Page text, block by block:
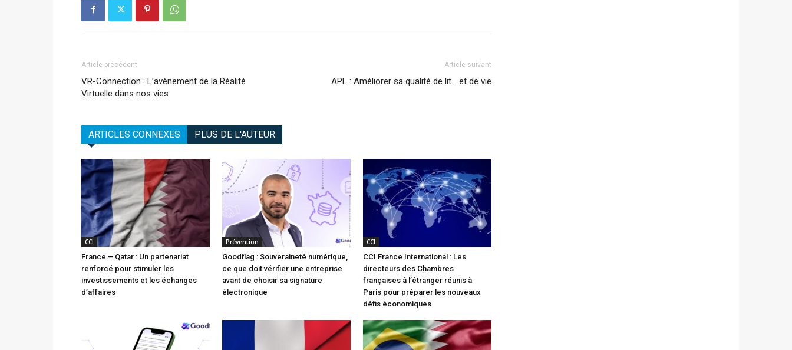
Article précédent
VR-Connection : L’avènement de la Réalité
Virtuelle dans nos vies
Article suivant
APL : Améliorer sa qualité de lit… et de vie
ARTICLES CONNEXES PLUS DE L'AUTEUR
CCI
France – Qatar : Un partenariat
renforcé pour stimuler les
investissements et les échanges
d’affaires
Prévention
Goodflag : Souveraineté numérique,
ce que doit vérifier une entreprise
avant de choisir sa signature
électronique
CCI
CCI France International : Les
directeurs des Chambres
françaises à l’étranger réunis à
Paris pour préparer les nouveaux
défis économiques